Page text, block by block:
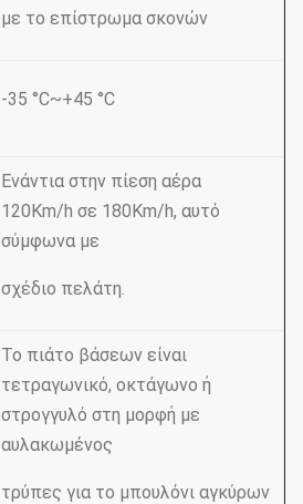
με το επίστρωμα σκονών
-35 °C~+45 °C
Ενάντια στην πίεση αέρα
120Km/h σε 180Km/h, αυτό
σύμφωνα με
σχέδιο πελάτη.
Το πιάτο βάσεων είναι
τετραγωνικό, οκτάγωνο ή
στρογγυλό στη μορφή με
αυλακωμένος
τρύπες για το μπουλόνι αγκύρων